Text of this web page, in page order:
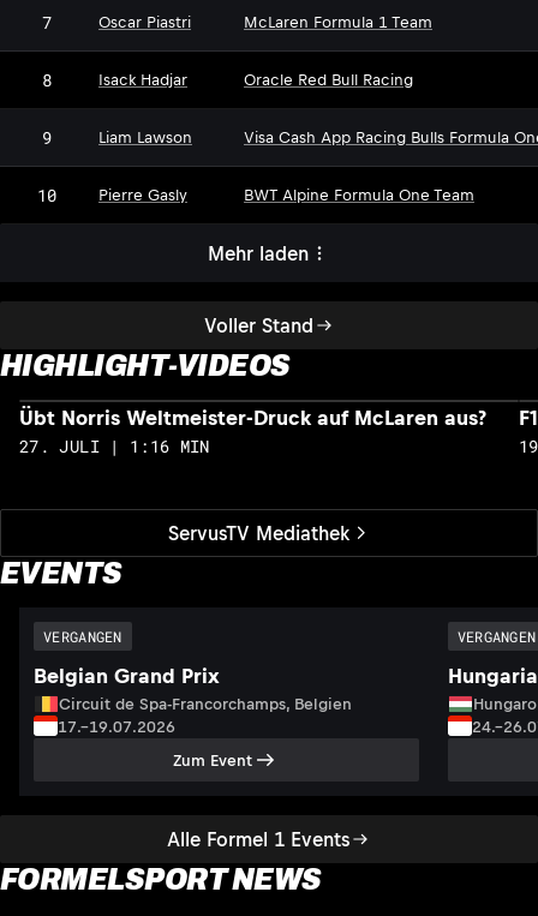
Voller Stand
7 Oscar Piastri McLaren Formula 1 Team
8 Isack Hadjar Oracle Red Bull Racing
9 Liam Lawson Visa Cash App Racing Bulls Formula
10 Pierre Gasly BWT Alpine Formula One Team
Mehr laden
HIGHLIGHT-VIDEOS
ServusTV Mediathek
Übt Norris Weltmeister-Druck auf McLaren aus?
27. JULI | 1:16 MIN
EVENTS
Alle Formel 1 Events
VERGANGEN
Belgian Grand Prix
Circuit de Spa-Francorchamps, Belgien
17.–19.07.2026
Zum Event
VERGANGEN
FORMELSPORT NEWS